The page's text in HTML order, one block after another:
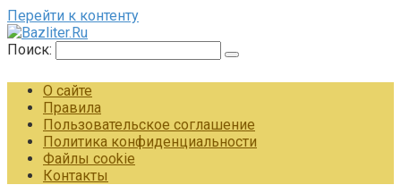
Перейти к контенту
Поиск:
О сайте
Правила
Пользовательское соглашение
Политика конфиденциальности
Файлы cookie
Контакты